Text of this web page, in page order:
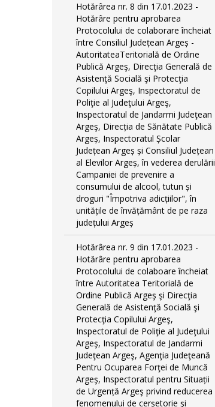
Hotărârea nr. 8 din 17.01.2023 -
Hotărâre pentru aprobarea
Protocolului de colaborare încheiat
între Consiliul Județean Argeș -
AutoritateaTeritorială de Ordine
Publică Argeş, Direcţia Generală de
Asistenţă Socială şi Protecţia
Copilului Argeş, Inspectoratul de
Poliţie al Judeţului Argeş,
Inspectoratul de Jandarmi Judeţean
Argeş, Direcția de Sănătate Publică
Argeș, Inspectoratul Școlar
Județean Argeș și Consiliul Județean
al Elevilor Argeș, în vederea derulării
Campaniei de prevenire a
consumului de alcool, tutun și
droguri "Împotriva adicțiilor", în
unitățile de învățământ de pe raza
județului Argeș
Hotărârea nr. 9 din 17.01.2023 -
Hotărâre pentru aprobarea
Protocolului de colaboare încheiat
între Autoritatea Teritorială de
Ordine Publică Argeş şi Direcţia
Generală de Asistenţă Socială şi
Protecţia Copilului Argeş,
Inspectoratul de Poliţie al Judeţului
Argeş, Inspectoratul de Jandarmi
Judeţean Argeş, Agenţia Judeţeană
Pentru Ocuparea Forţei de Muncă
Argeş, Inspectoratul pentru Situații
de Urgență Argeş privind reducerea
fenomenului de cerşetorie şi